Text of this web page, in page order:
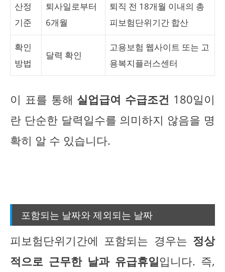
산정
기준
퇴사일로부터
6개월
퇴직 전 18개월 이내의 총
피보험단위기간 합산
확인
방법
달력 확인
고용보험 웹사이트 또는 고
용복지플러스센터
이 표를 통해 실업급여 수급조건 180일이
란 단순한 달력일수를 의미하지 않음을 명
확히 알 수 있습니다.
포함되는 날짜와 제외되는 날짜
피보험단위기간에 포함되는 경우는 정상
적으로 근무한 날과 유급휴일입니다. 즉,